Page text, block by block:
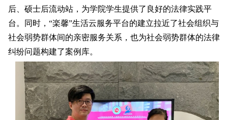
后、硕士后流动站，为学院学生提供了良好的法律实践平
台。同时， “楽馨”生活云服务平台的建立拉近了社会组织与
社会弱势群体间的亲密服务关系，也为社会弱势群体的法律
纠纷问题构建了案例库。